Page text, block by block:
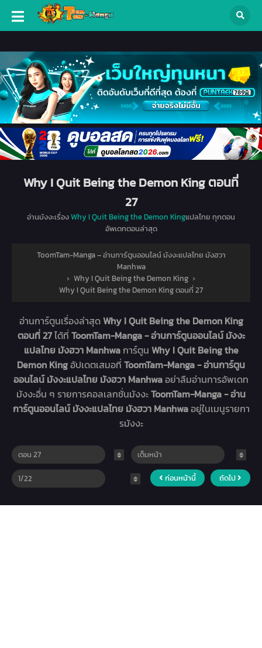
Why I Quit Being the Demon King ตอนที่
27
อ่านมังงะเรื่องWhy I Quit Being the Demon Kingแปลไทย ทุกตอน
อัพเดทตอนล่าสุด
ToomTam-Manga – อ่านการ์ตูนออนไลน์ มังงะแปลไทย มังฮวา
Manhwa
› Why I Quit Being the Demon King ›
Why I Quit Being the Demon King ตอนที่ 27
อ่านการ์ตูนเรื่องล่าสุดWhy I Quit Being the Demon King
ตอนที่ 27ได้ที่ ToomTam-Manga - อ่านการ์ตูนออนไลน์ มังงะ
แปลไทย มังฮวา Manhwaการ์ตูน Why I Quit Being the
Demon Kingอัปเดตเสมอที่ ToomTam-Manga - อ่านการ์ตูน
ออนไลน์ มังงะแปลไทย มังฮวา Manhwaอย่าลืมอ่านการอัพเดท
มังงะอื่น ๆ รายการคอลเลกชั่นมังงะToomTam-Manga - อ่าน
การ์ตูนออนไลน์ มังงะแปลไทย มังฮวา Manhwaอยู่ในเมนูรายกา
รมังงะ
ก่อนหน้านี้ ถัดไป